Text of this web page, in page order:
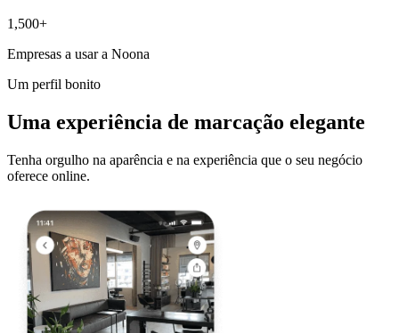
1,500+
Empresas a usar a Noona
Um perfil bonito
Uma experiência de marcação elegante
Tenha orgulho na aparência e na experiência que o seu negócio
oferece online.